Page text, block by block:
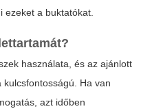
a buktatókat.
használata, és az ajánlott
Ha van
azt időben